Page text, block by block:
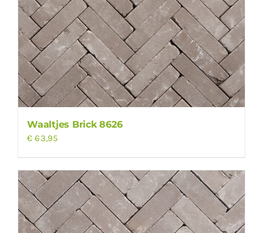
Waaltjes Brick 8626
€ 63,95